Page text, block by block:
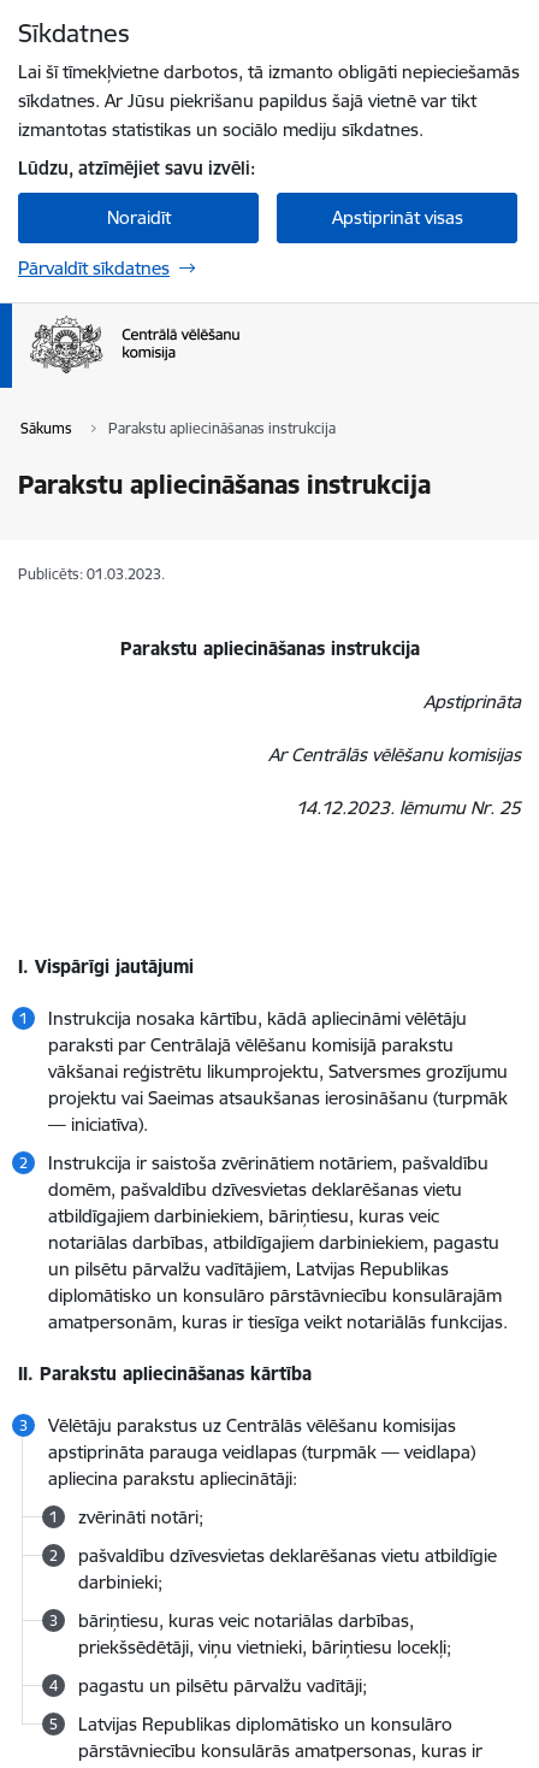
Sīkdatnes
Lai šī tīmekļvietne darbotos, tā izmanto obligāti nepieciešamās
sīkdatnes. Ar Jūsu piekrišanu papildus šajā vietnē var tikt
izmantotas statistikas un sociālo mediju sīkdatnes.
Lūdzu, atzīmējiet savu izvēli:
Noraidīt Apstiprināt visas
Pārvaldīt sīkdatnes
Sākums Parakstu apliecināšanas instrukcija
Parakstu apliecināšanas instrukcija
Publicēts: 01.03.2023.
Parakstu apliecināšanas instrukcija
Apstiprināta
Ar Centrālās vēlēšanu komisijas
14.12.2023. lēmumu Nr. 25
I. Vispārīgi jautājumi
Instrukcija nosaka kārtību, kādā apliecināmi vēlētāju
paraksti par Centrālajā vēlēšanu komisijā parakstu
vākšanai reģistrētu likumprojektu, Satversmes grozījumu
projektu vai Saeimas atsaukšanas ierosināšanu (turpmāk
— iniciatīva).
Instrukcija ir saistoša zvērinātiem notāriem, pašvaldību
domēm, pašvaldību dzīvesvietas deklarēšanas vietu
atbildīgajiem darbiniekiem, bāriņtiesu, kuras veic
notariālas darbības, atbildīgajiem darbiniekiem, pagastu
un pilsētu pārvalžu vadītājiem, Latvijas Republikas
diplomātisko un konsulāro pārstāvniecību konsulārajām
amatpersonām, kuras ir tiesīga veikt notariālās funkcijas.
II. Parakstu apliecināšanas kārtība
Vēlētāju parakstus uz Centrālās vēlēšanu komisijas
apstiprināta parauga veidlapas (turpmāk — veidlapa)
apliecina parakstu apliecinātāji:
zvērināti notāri;
pašvaldību dzīvesvietas deklarēšanas vietu atbildīgie
darbinieki;
bāriņtiesu, kuras veic notariālas darbības,
priekšsēdētāji, viņu vietnieki, bāriņtiesu locekļi;
pagastu un pilsētu pārvalžu vadītāji;
Latvijas Republikas diplomātisko un konsulāro
pārstāvniecību konsulārās amatpersonas, kuras ir